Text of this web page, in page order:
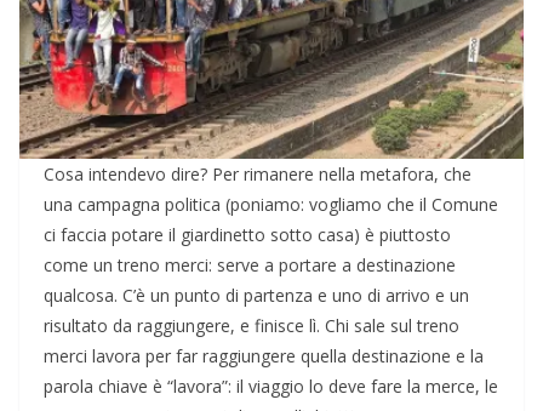
Cosa intendevo dire? Per rimanere nella metafora, che
una campagna politica (poniamo: vogliamo che il Comune
ci faccia potare il giardinetto sotto casa) è piuttosto
come un treno merci: serve a portare a destinazione
qualcosa. C’è un punto di partenza e uno di arrivo e un
risultato da raggiungere, e finisce lì. Chi sale sul treno
merci lavora per far raggiungere quella destinazione e la
parola chiave è “lavora”: il viaggio lo deve fare la merce, le